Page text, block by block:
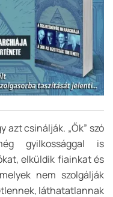
azt csinálják. „Ők” szó
gyilkossággal is
elküldik fiainkat és
nem szolgálják
láthatatlannak